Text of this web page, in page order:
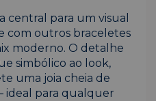
central para um visual
com outros braceletes
moderno. O detalhe
simbólico ao look,
uma joia cheia de
ideal para qualquer